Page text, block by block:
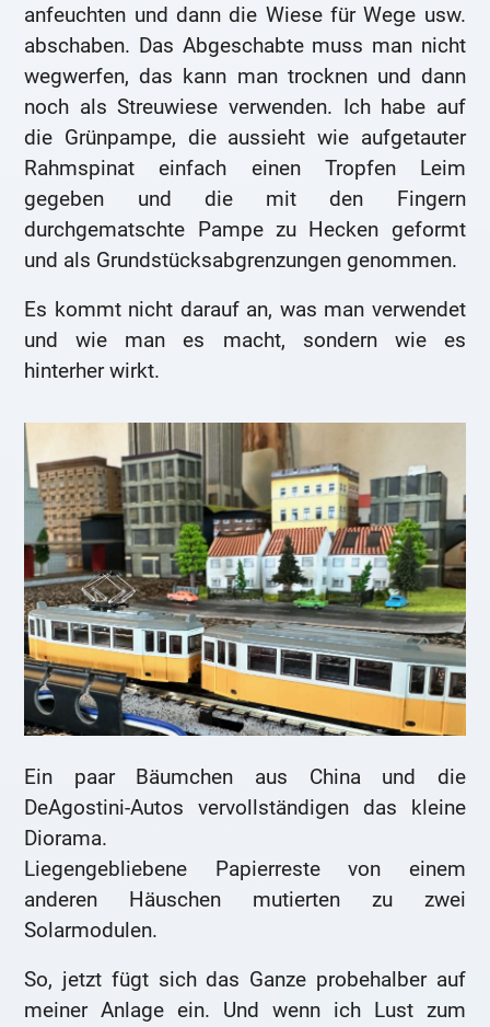
anfeuchten und dann die Wiese für Wege usw.
abschaben. Das Abgeschabte muss man nicht
wegwerfen, das kann man trocknen und dann
noch als Streuwiese verwenden. Ich habe auf
die Grünpampe, die aussieht wie aufgetauter
Rahmspinat einfach einen Tropfen Leim
gegeben und die mit den Fingern
durchgematschte Pampe zu Hecken geformt
und als Grundstücksabgrenzungen genommen.
Es kommt nicht darauf an, was man verwendet
und wie man es macht, sondern wie es
hinterher wirkt.
Ein paar Bäumchen aus China und die
DeAgostini-Autos vervollständigen das kleine
Diorama.
Liegengebliebene Papierreste von einem
anderen Häuschen mutierten zu zwei
Solarmodulen.
So, jetzt fügt sich das Ganze probehalber auf
meiner Anlage ein. Und wenn ich Lust zum